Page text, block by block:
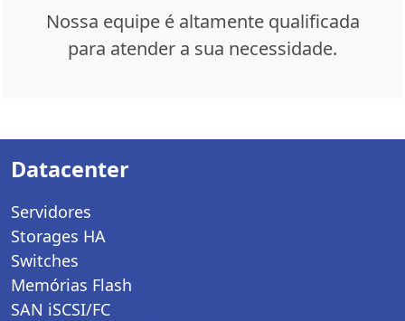
Nossa equipe é altamente qualificada
para atender a sua necessidade.
Datacenter
Servidores
Storages HA
Switches
Memórias Flash
SAN iSCSI/FC